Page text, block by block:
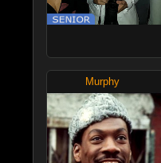
Murphy